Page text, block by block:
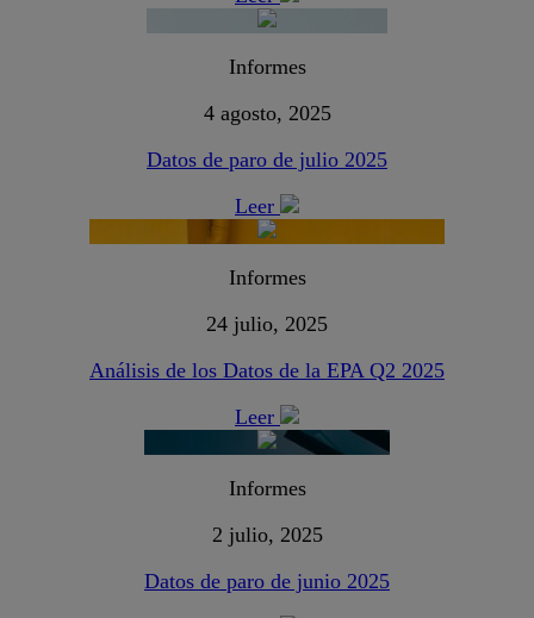
Informes
4 agosto, 2025
Datos de paro de julio 2025
Leer
Informes
24 julio, 2025
Análisis de los Datos de la EPA Q2 2025
Leer
Informes
2 julio, 2025
Datos de paro de junio 2025